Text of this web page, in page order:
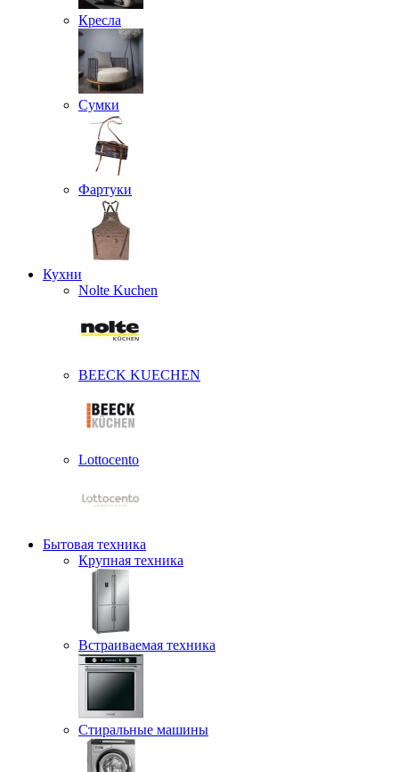
Кресла
Сумки
Фартуки
Кухни
Nolte Kuchen
BEECK KUECHEN
Lottocento
Бытовая техника
Крупная техника
Встраиваемая техника
Стиральные машины